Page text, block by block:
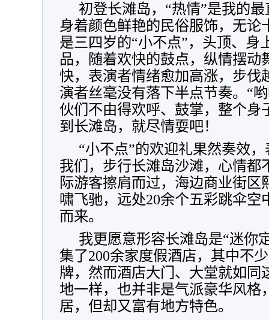
初登长滩岛，“热情”是我的
身着颜色鲜艳的民俗服饰，无论
是三四岁的“小不点”，头顶、身
品，随着欢快的鼓点，纵情摆动
快，表演者情绪愈加高涨，步伐
演者丝毫没有落下半点节奏。“
伙们不由得欢呼、鼓掌，整个身
到长滩岛，就尽情耍吧！
“小不点”的欢迎礼果然奏效
我们，步行长滩岛沙滩，心情都
际游客擦肩而过，海边商业街
啸飞驰，远处20余个五彩跳伞
而来。
我更愿意形容长滩岛是“迷你
集了200余家度假酒店，其中不
牌，然而酒店大门、大堂就如同
地一样，也并非是气派豪华风格
居，但却又富有地方特色。